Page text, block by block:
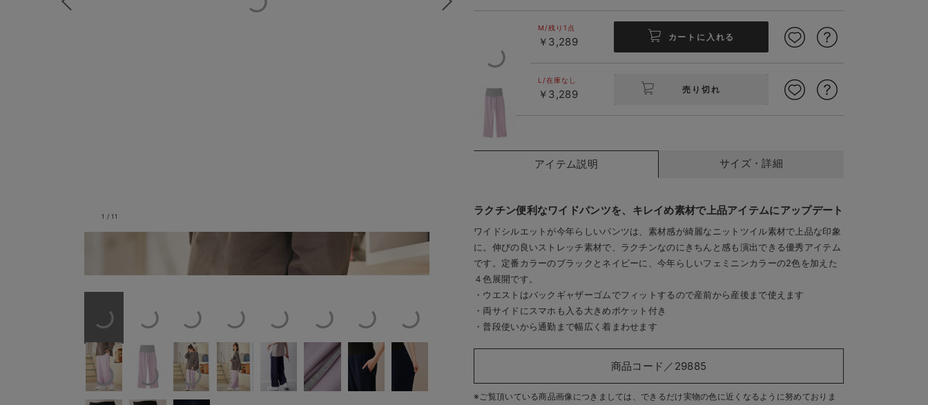
ラベンダー／モデル身長：165cm／着用サイズ：M ラベンダー ラベンダー／モデル
1 /11
ラベンダー
M/残り1点
￥3,289 カートに入れる
L/在庫なし
￥3,289 売り切れ
アイテム説明 サイズ・詳細
ラクチン便利なワイドパンツを、キレイめ素材で上品アイテムにアップデート
ワイドシルエットが今年らしいパンツは、素材感が綺麗なニットツイル素材で上品な印象
に。伸びの良いストレッチ素材で、ラクチンなのにきちんと感も演出できる優秀アイテム
です。定番カラーのブラックとネイビーに、今年らしいフェミニンカラーの2色を加えた
４色展開です。
・ウエストはバックギャザーゴムでフィットするので産前から産後まで使えます
・両サイドにスマホも入る大きめポケット付き
・普段使いから通勤まで幅広く着まわせます
商品コード／29885
※ご覧頂いている商品画像につきましては、できるだけ実物の色に近くなるように努めておりま